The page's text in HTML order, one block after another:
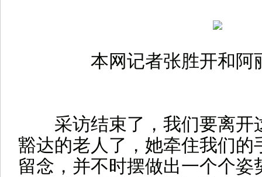
本网记者张胜开和阿
采访结束了，我们要离开
豁达的老人了，她牵住我们的
留念，并不时摆做出一个个姿